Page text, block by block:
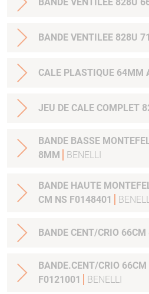
BANDE VENTILEE 828U
BANDE VENTILEE 828U
CALE PLASTIQUE 64MM
JEU DE CALE COMPLET
BANDE BASSE
8MM
BENELLI
BANDE HAUTE
CM NS F0148401
BANDE CENT/CRIO
BANDE.CENT/CRIO
F0121001
BENELLI